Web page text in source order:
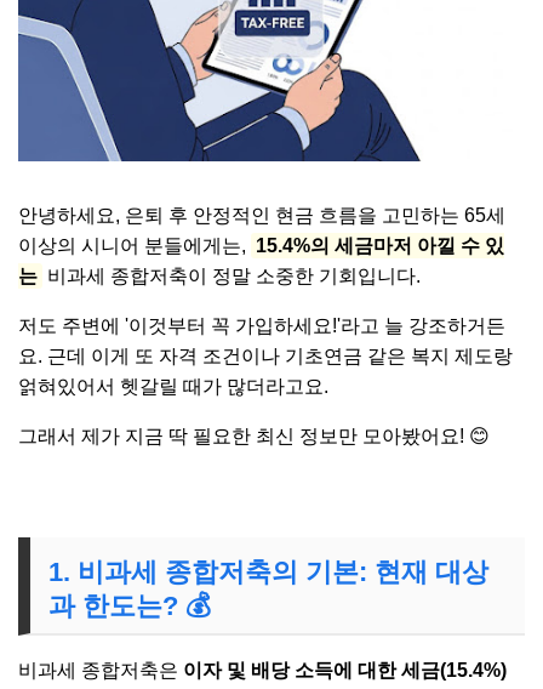
안녕하세요, 은퇴 후 안정적인 현금 흐름을 고민하는 65세
이상의 시니어 분들에게는, 15.4%의 세금마저 아낄 수 있
는 비과세 종합저축이 정말 소중한 기회입니다.
저도 주변에 '이것부터 꼭 가입하세요!'라고 늘 강조하거든
요. 근데 이게 또 자격 조건이나 기초연금 같은 복지 제도랑
얽혀있어서 헷갈릴 때가 많더라고요.
그래서 제가 지금 딱 필요한 최신 정보만 모아봤어요! 😊
1. 비과세 종합저축의 기본: 현재 대상
과 한도는? 💰
비과세 종합저축은 이자 및 배당 소득에 대한 세금(15.4%)